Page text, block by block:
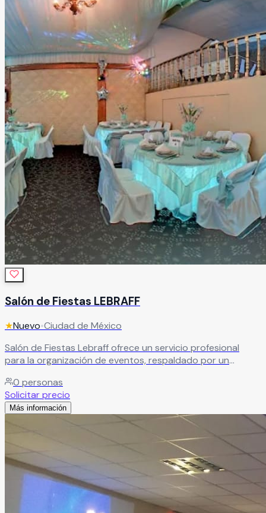
cocina, Wi-Fi, mobiliario completo, iluminación profesional,
sonido, DJ, barra de bebidas, catering, decoración,
personal de apoyo, seguridad y limpieza, para que tú solo
te preocupes por disfrutar. Ubicado en una zona
estratégica de Tlalnepantla, nuestro salón ofrece la
combinación ideal entre fácil acceso y la privacidad que
merece un evento especial. Más que un salón de eventos,
ofrecemos un espacio donde la tecnología, el diseño y el
mejor ambiente se unen para crear celebraciones
memorables que tus invitados recordarán mucho después
de que termine la fiesta.Leer más
Salón de Fiestas LEBRAFF
★Nuevo•Ciudad de México
Salón de Fiestas Lebraff ofrece un servicio profesional
para la organización de eventos, respaldado por un
celebraciones personalizadas, bien ejecutadas y con un
toque especial que las haga inolvidables.
0 personas
Solicitar precio
Más información